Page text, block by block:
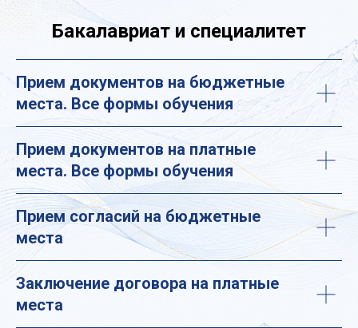
Бакалавриат и специалитет
Прием документов на бюджетные
места. Все формы обучения
Прием документов на платные
места. Все формы обучения
Прием согласий на бюджетные
места
Заключение договора на платные
места